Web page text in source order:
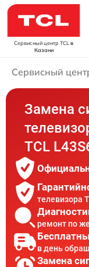
Сервисный центр TCL в
Казани
Сервисный
Замена
TCL
телевизора
ремонт по
в день
Замена